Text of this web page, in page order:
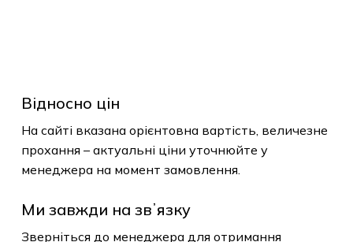
Відносно цін
На сайті вказана орієнтовна вартість, величезне
прохання – актуальні ціни уточнюйте у
менеджера на момент замовлення.
Ми завжди на звʼязку
Зверніться до менеджера для отримання